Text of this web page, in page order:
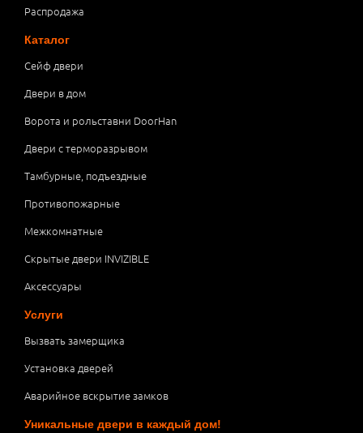
Распродажа
Каталог
Сейф двери
Двери в дом
Ворота и рольставни DoorHan
Двери с терморазрывом
Тамбурные, подъездные
Противопожарные
Межкомнатные
Скрытые двери INVIZIBLE
Аксессуары
Услуги
Вызвать замерщика
Установка дверей
Аварийное вскрытие замков
Уникальные двери в каждый дом!